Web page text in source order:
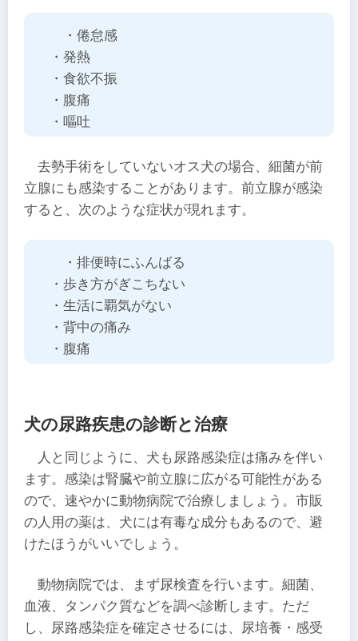
・倦怠感
・発熱
・食欲不振
・腹痛
・嘔吐
去勢手術をしていないオス犬の場合、細菌が前
立腺にも感染することがあります。前立腺が感染
すると、次のような症状が現れます。
・排便時にふんばる
・歩き方がぎこちない
・生活に覇気がない
・背中の痛み
・腹痛
犬の尿路疾患の診断と治療
人と同じように、犬も尿路感染症は痛みを伴い
ます。感染は腎臓や前立腺に広がる可能性がある
ので、速やかに動物病院で治療しましょう。市販
の人用の薬は、犬には有毒な成分もあるので、避
けたほうがいいでしょう。
動物病院では、まず尿検査を行います。細菌、
血液、タンパク質などを調べ診断します。ただ
し、尿路感染症を確定させるには、尿培養・感受